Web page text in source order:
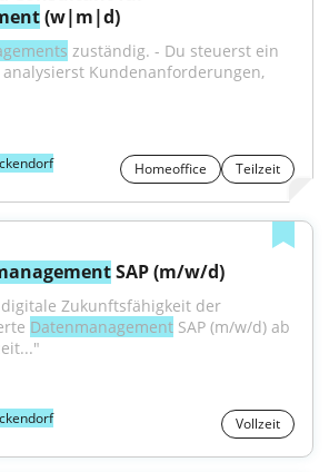
(w|m|d)
zuständig. - Du steuerst ein
analysierst Kundenanforderungen,
Homeoffice Teilzeit
SAP (m/w/d)
Zukunftsfähigkeit der
Datenmanagement SAP (m/w/d) ab
Vollzeit